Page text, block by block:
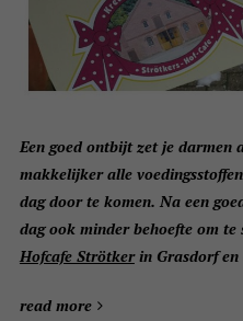
Een goed ontbijt zet je darmen
makkelijker alle
dag door te komen. Na een
dag ook minder behoefte om
Hofcafe Strötkerin Grasdorf en
read more